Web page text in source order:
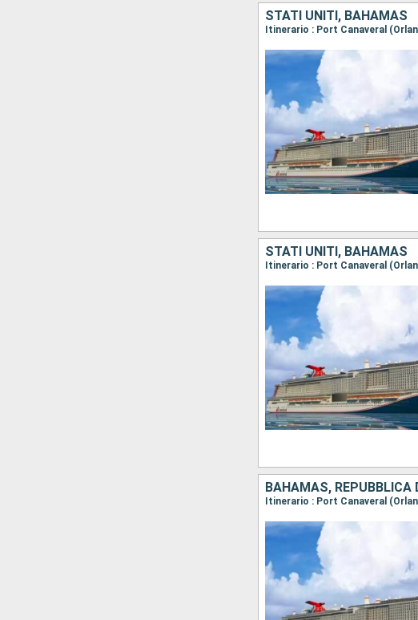
STATI UNITI, BAHAMAS
Itinerario : Port Canaveral
STATI UNITI, BAHAMAS
Itinerario : Port Canaveral
BAHAMAS,